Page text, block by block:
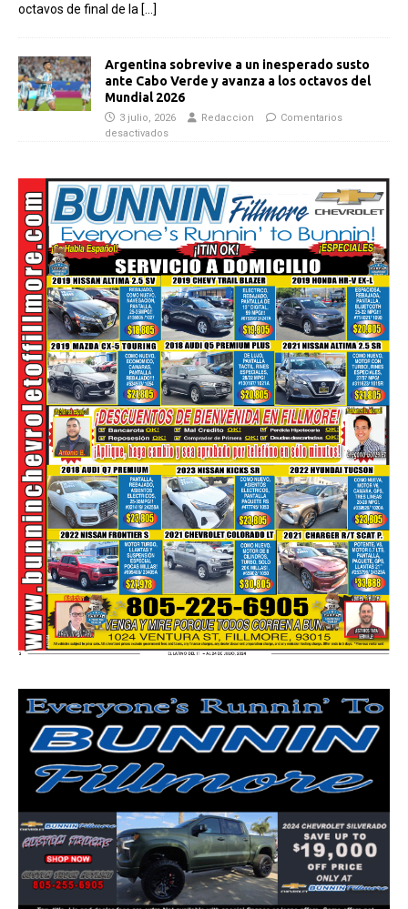
octavos de final de la […]
Argentina sobrevive a un inesperado susto
ante Cabo Verde y avanza a los octavos del
Mundial 2026
3 julio, 2026 Redaccion
Comentarios
desactivados